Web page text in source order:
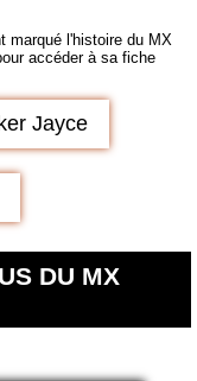
marqué l'histoire du MX
accéder à sa fiche
Jayce
DU MX